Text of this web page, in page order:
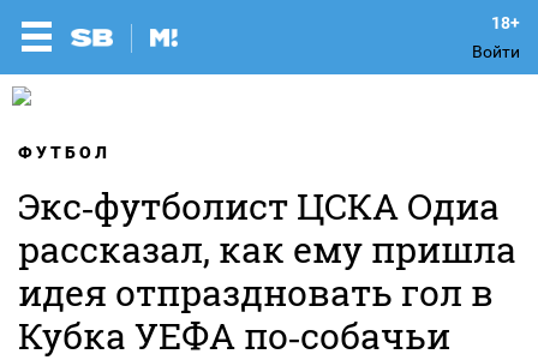
Войти
ФУТБОЛ
Экс‑футболист ЦСКА Одиа
рассказал, как ему пришла
идея отпраздновать гол в
Кубка УЕФА по‑собачьи